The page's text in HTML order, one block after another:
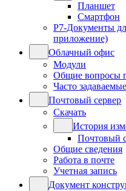
Планшет
Смартфон
Р7-Документы
приложение)
Облачный офис
Модули
Общие вопросы
Часто
Почтовый сервер
Скачать
История
Почтовый
Общие сведения
Работа в почте
Учетная запись
Документ